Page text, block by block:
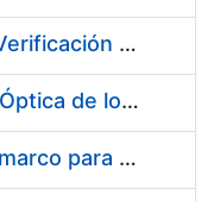
Servicio de Calibración y Verificación Externa de los Equipos de Medición del Servicio de Prevención de la FNMT-RCM
Conexión mediante Fibra Óptica de los Centros de Proceso de Datos (CPDs) de las sedes de la FNMT-RCM de Burgos y Madrid
Contratación de acuerdo marco para el Suministro de Material de Electricidad para la Fábrica Nacional de Moneda y Timbre-Real Casa de la Moneda en su centro de trabajo de Burgos